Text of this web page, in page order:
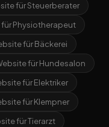
für Steuerberater
Physiotherapeut
für Bäckerei
für Hundesalon
für Elektriker
für Klempner
für Tierarzt